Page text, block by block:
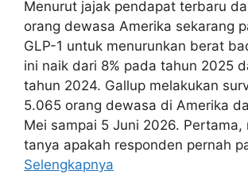
Menurut jajak pendapat terbaru
orang dewasa Amerika sekarang
GLP-1 untuk menurunkan berat
ini naik dari 8% pada tahun 2025
tahun 2024. Gallup melakukan
5.065 orang dewasa di Amerika
Mei sampai 5 Juni 2026. Pertama,
tanya apakah responden pernah
Selengkapnya